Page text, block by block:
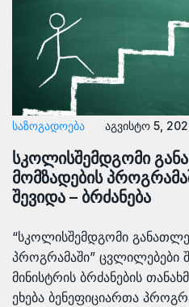
ᲡᲐᲖᲝᲒᲐᲓᲝᲔᲑᲐ აგვისტო 5,
სკოლისშემდგომი
მომზადების
შევიდა – ბრძანება
“სკოლისშემდგომი
პროგრამაში” ცვლილებები
მინისტრის ბრძანების
ეხება ბენეფიციართა